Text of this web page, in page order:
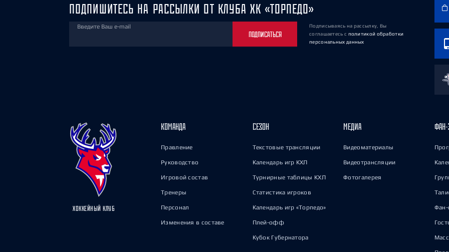
ПОДПИШИТЕСЬ НА РАССЫЛКИ ОТ КЛУБА ХК «ТОРПЕДО»
Введите Ваш e-mail
ПОДПИСАТЬСЯ
Подписываясь на рассылку, Вы
соглашаетесь с политикой обработки
персональных данных
ХОККЕЙНЫЙ КЛУБ
КОМАНДА
Правление
Руководство
Игровой состав
Тренеры
Персонал
Изменения в составе
СЕЗОН
Текстовые трансляции
Календарь игр КХЛ
Турнирные таблицы КХЛ
Статистика игроков
Календарь игр «Торпедо»
Плей-офф
Кубок Губернатора
МЕДИА
Видеоматериалы
Видеотрансляции
Фотогалерея
ФАН-
Фан-